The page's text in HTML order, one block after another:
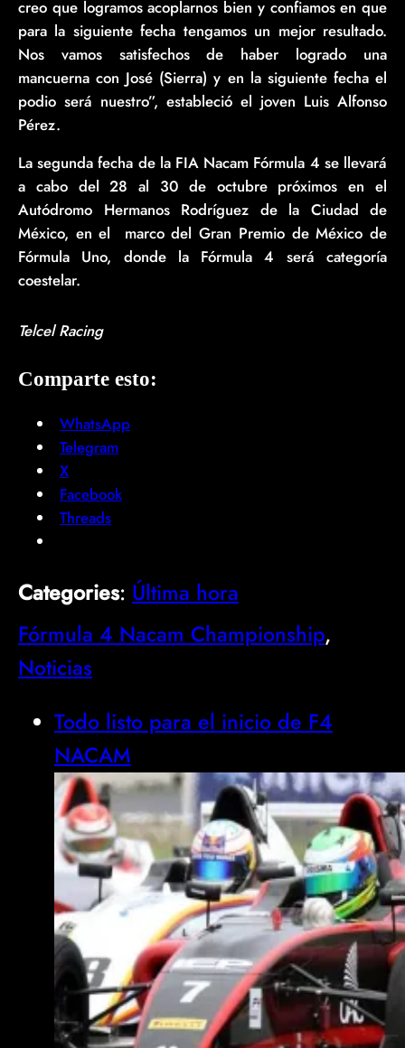
creo que logramos acoplarnos bien y confiamos en que
para la siguiente fecha tengamos un mejor resultado.
Nos vamos satisfechos de haber logrado una
mancuerna con José (Sierra) y en la siguiente fecha el
podio será nuestro”, estableció el joven Luis Alfonso
Pérez.
La segunda fecha de la FIA Nacam Fórmula 4 se llevará
a cabo del 28 al 30 de octubre próximos en el
Autódromo Hermanos Rodríguez de la Ciudad de
México, en el marco del Gran Premio de México de
Fórmula Uno, donde la Fórmula 4 será categoría
coestelar.
Telcel Racing
Comparte esto:
WhatsApp
Telegram
X
Facebook
Threads
Categories: Última hora
Fórmula 4 Nacam Championship
Noticias
Todo listo para el inicio de F4
NACAM